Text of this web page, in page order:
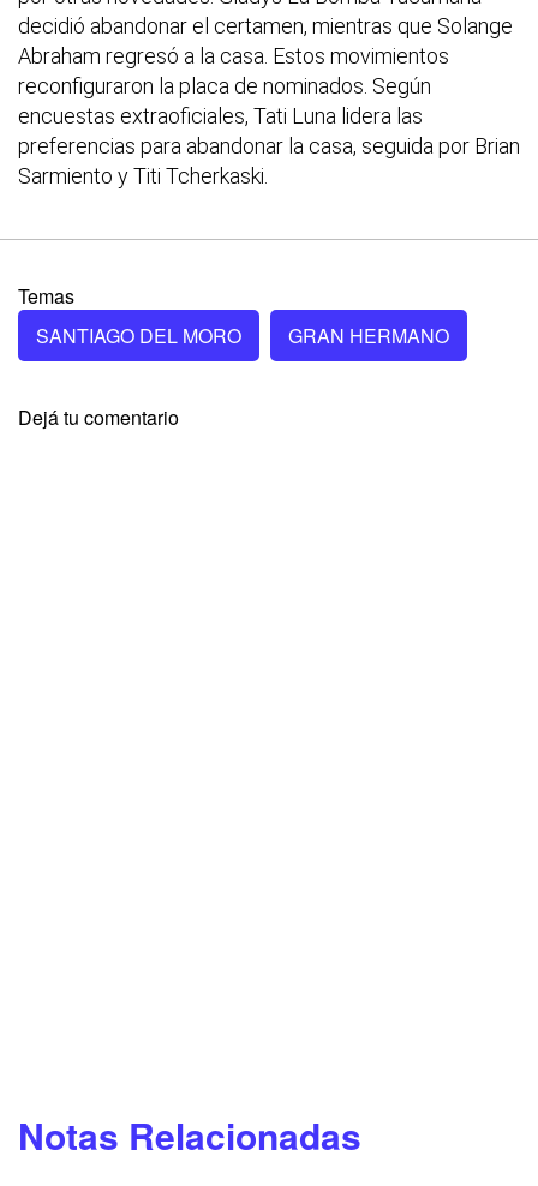
decidió abandonar el certamen, mientras que Solange
Abraham regresó a la casa. Estos movimientos
reconfiguraron la placa de nominados. Según
encuestas extraoficiales, Tati Luna lidera las
preferencias para abandonar la casa, seguida por Brian
Sarmiento y Titi Tcherkaski.
Temas
SANTIAGO DEL MORO
GRAN HERMANO
Dejá tu comentario
Notas Relacionadas